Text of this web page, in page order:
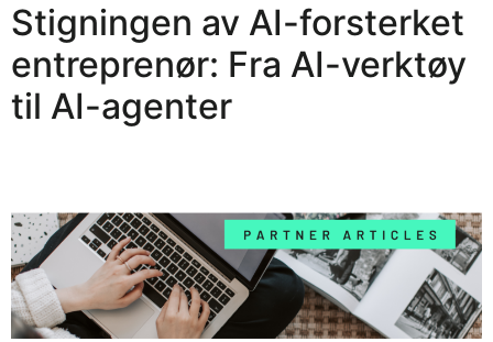
Stigningen av AI-forsterket
entreprenør: Fra AI-verktøy
til AI-agenter